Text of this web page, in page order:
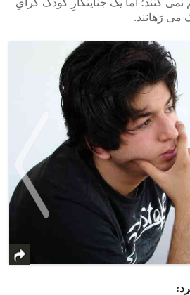
کنند؛ اما یک جنایتکارِ کودک گَرایِ
می رَهانند.